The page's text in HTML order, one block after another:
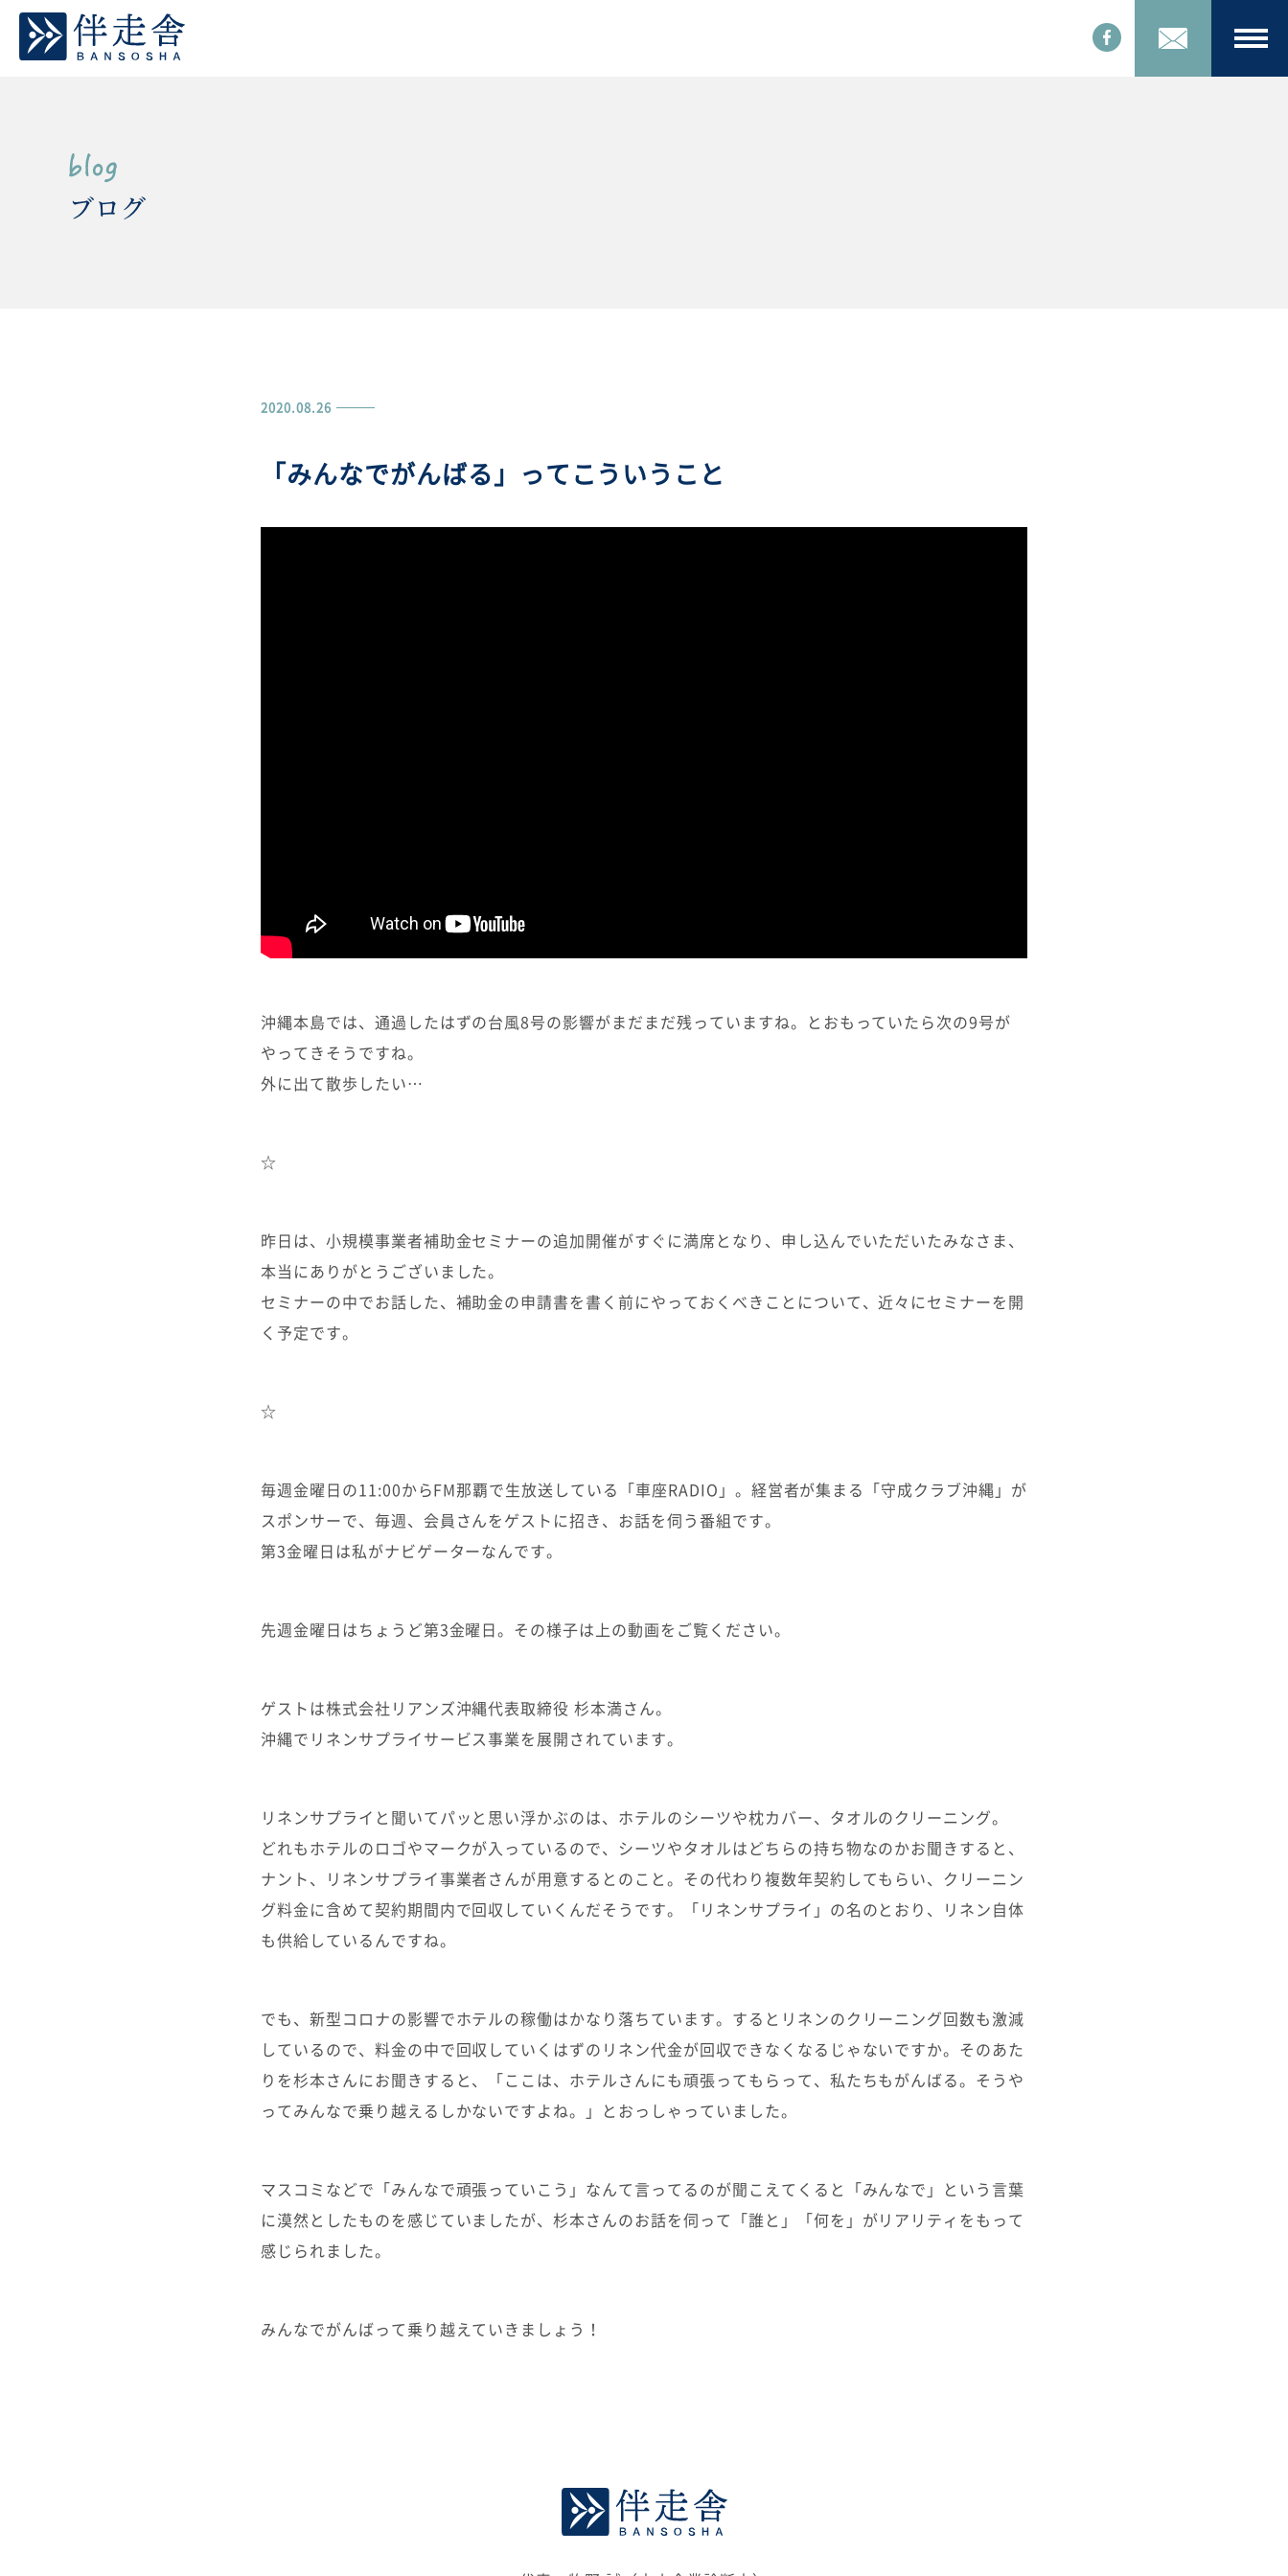
ブログ
2020.08.26
「みんなでがんばる」ってこういうこと
沖縄本島では、通過したはずの台風8号の影響がまだまだ残っていますね。とおもっていたら次の9号が
やってきそうですね。
外に出て散歩したい…
☆
昨日は、小規模事業者補助金セミナーの追加開催がすぐに満席となり、申し込んでいただいたみなさま、
本当にありがとうございました。
セミナーの中でお話した、補助金の申請書を書く前にやっておくべきことについて、近々にセミナーを開
く予定です。
☆
毎週金曜日の11:00からFM那覇で生放送している「車座RADIO」。経営者が集まる「守成クラブ沖縄」が
スポンサーで、毎週、会員さんをゲストに招き、お話を伺う番組です。
第3金曜日は私がナビゲーターなんです。
先週金曜日はちょうど第3金曜日。その様子は上の動画をご覧ください。
ゲストは株式会社リアンズ沖縄代表取締役 杉本満さん。
沖縄でリネンサプライサービス事業を展開されています。
リネンサプライと聞いてパッと思い浮かぶのは、ホテルのシーツや枕カバー、タオルのクリーニング。
どれもホテルのロゴやマークが入っているので、シーツやタオルはどちらの持ち物なのかお聞きすると、
ナント、リネンサプライ事業者さんが用意するとのこと。その代わり複数年契約してもらい、クリーニン
グ料金に含めて契約期間内で回収していくんだそうです。「リネンサプライ」の名のとおり、リネン自体
も供給しているんですね。
でも、新型コロナの影響でホテルの稼働はかなり落ちています。するとリネンのクリーニング回数も激減
しているので、料金の中で回収していくはずのリネン代金が回収できなくなるじゃないですか。そのあた
りを杉本さんにお聞きすると、「ここは、ホテルさんにも頑張ってもらって、私たちもがんばる。そうや
ってみんなで乗り越えるしかないですよね。」とおっしゃっていました。
マスコミなどで「みんなで頑張っていこう」なんて言ってるのが聞こえてくると「みんなで」という言葉
に漠然としたものを感じていましたが、杉本さんのお話を伺って「誰と」「何を」がリアリティをもって
感じられました。
みんなでがんばって乗り越えていきましょう！